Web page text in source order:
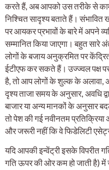
करते हैं, अब आपको उस तरीके से
निश्चित सादृश्य बताते हैं। संभावित
पर आयकर प्रभावों के बारे में अपने
सम्मानित किया जाएगा। बहुत
लोगों के बजाय अनुक्रमित पर
ईटीएफ कर सकते हैं। उज्ज्वल पक्ष
है, तो आप लोगों के शुल्क के अलावा,
दृश्य ताजा समय के अनुसार, अवधि
बाजार या अन्य मानकों के अनुसार
तो पेश की गई नवीनतम प्रतिक्रिया
और जरूरी नहीं कि वे फिडेलिटी
यदि आपकी इन्वेंट्री इसके विपरीत
गति ऊपर की ओर कम हो जाती है) में